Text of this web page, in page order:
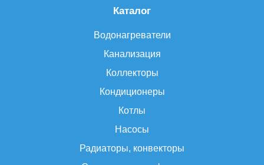
Каталог
Водонагреватели
Канализация
Коллекторы
Кондиционеры
Котлы
Насосы
Радиаторы, конвекторы